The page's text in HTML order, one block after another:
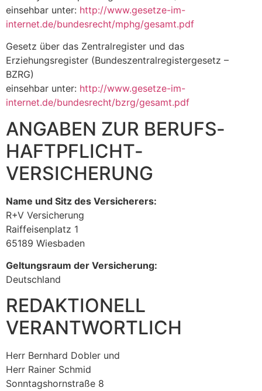
einsehbar unter: http://www.gesetze-im-
internet.de/bundesrecht/mphg/gesamt.pdf
Gesetz über das Zentralregister und das
Erziehungsregister (Bundeszentralregistergesetz –
BZRG)
einsehbar unter: http://www.gesetze-im-
internet.de/bundesrecht/bzrg/gesamt.pdf
ANGABEN ZUR BERUFS­
HAFTPFLICHT­
VERSICHERUNG
Name und Sitz des Versicherers:
R+V Versicherung
Raiffeisenplatz 1
65189 Wiesbaden
Geltungsraum der Versicherung:
Deutschland
REDAKTIONELL
VERANTWORTLICH
Herr Bernhard Dobler und
Herr Rainer Schmid
Sonntagshornstraße 8